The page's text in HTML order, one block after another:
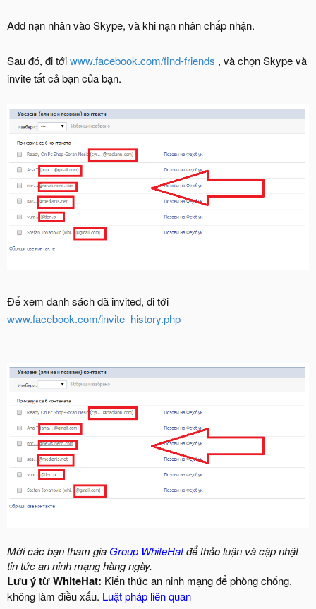
Add nạn nhân vào Skype, và khi nạn nhân chấp nhận.
Sau đó, đi tớiwww.facebook.com/find-friends , và chọn Skype và
invite tất cả bạn của bạn.
Để xem danh sách đã invited, đi tới
www.facebook.com/invite_history.php
Mời các bạn tham gia Group WhiteHatđể thảo luận và cập nhật
tin tức an ninh mạng hàng ngày.
Lưu ý từ WhiteHat: Kiến thức an ninh mạng để phòng chống,
không làm điều xấu. Luật pháp liên quan